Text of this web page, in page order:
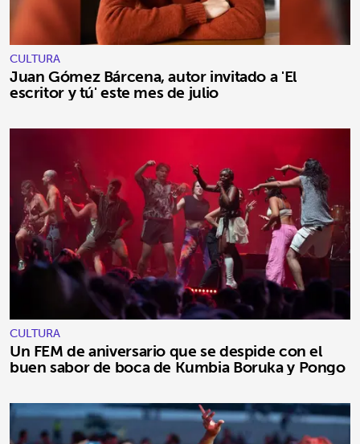
CULTURA
Juan Gómez Bárcena, autor invitado a 'El
escritor y tú' este mes de julio
CULTURA
Un FEM de aniversario que se despide con el
buen sabor de boca de Kumbia Boruka y Pongo